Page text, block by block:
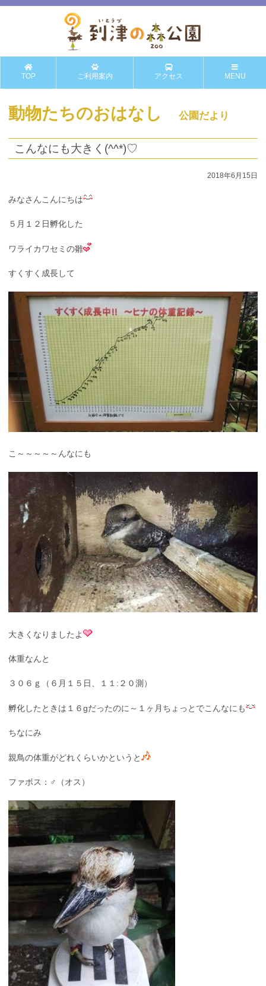
TOP ご利用案内 アクセス MENU
動物たちのおはなし 公園だより
こんなにも大きく(^^*)♡
2018年6月15日
みなさんこんにちは
５月１２日孵化した
ワライカワセミの雛
すくすく成長して
こ～～～～～んなにも
大きくなりましたよ
体重なんと
３０６ｇ（６月１５日、１１:２０測）
孵化したときは１６gだったのに～１ヶ月ちょっとでこんなにも
ちなにみ
親鳥の体重がどれくらいかというと
ファボス：♂（オス）